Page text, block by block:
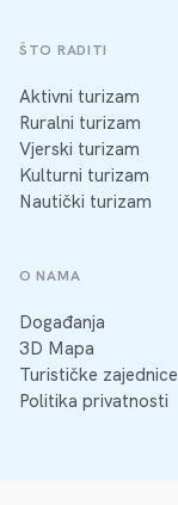
ŠTO RADITI
Aktivni turizam
Ruralni turizam
Vjerski turizam
Kulturni turizam
Nautički turizam
O NAMA
Događanja
3D Mapa
Turističke zajednice
Politika privatnosti